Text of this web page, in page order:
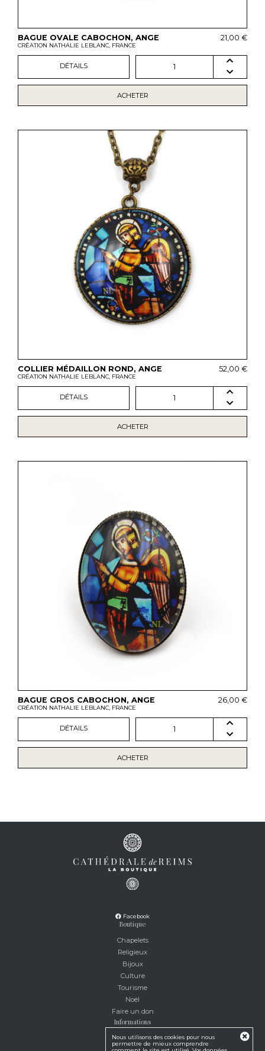
BAGUE OVALE CABOCHON, ANGE
CRÉATION NATHALIE LEBLANC, FRANCE
21,00 €
DÉTAILS 1
ACHETER
COLLIER MÉDAILLON ROND, ANGE
CRÉATION NATHALIE LEBLANC, FRANCE
52,00 €
DÉTAILS 1
ACHETER
BAGUE GROS CABOCHON, ANGE
CRÉATION NATHALIE LEBLANC, FRANCE
26,00 €
DÉTAILS 1
ACHETER
Facebook
Boutique
Chapelets
Religieux
Bijoux
Culture
Tourisme
Noël
Faire un don
Informations
Service client
Nous utilisons des cookies pour nous
permettre de mieux comprendre